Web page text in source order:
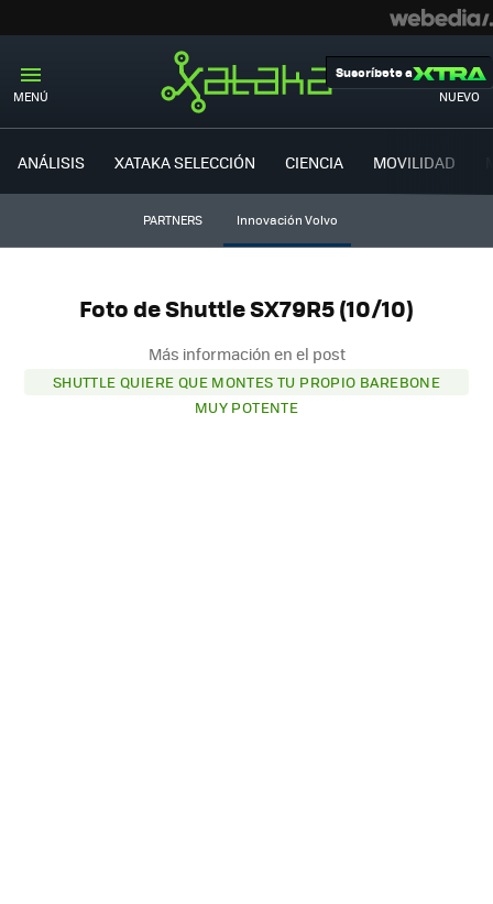
MENÚ NUEVO
Suscríbete a
ANÁLISIS XATAKA SELECCIÓN CIENCIA MOVILIDAD
PARTNERS Innovación Volvo
Foto de Shuttle SX79R5 (10/10)
Más información en el post
SHUTTLE QUIERE QUE MONTES TU PROPIO BAREBONE
MUY POTENTE